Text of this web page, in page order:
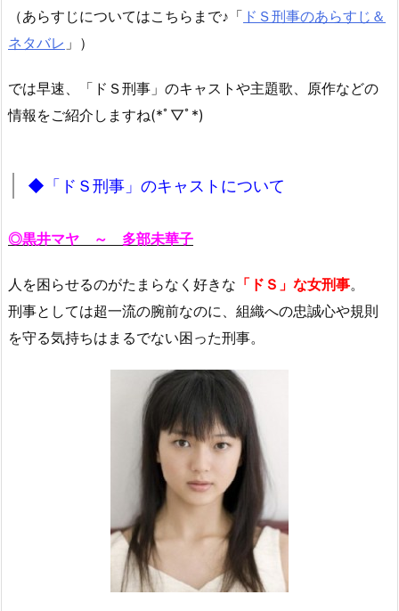
（あらすじについてはこちらまで♪「 ドＳ刑事のあらすじ＆
ネタバレ 」）
では早速、「ドＳ刑事」のキャストや主題歌、原作などの
情報をご紹介しますね(*ﾟ▽ﾟ*)
◆「ドＳ刑事」のキャストについて
◎黒井マヤ ～ 多部未華子
人を困らせるのがたまらなく好きな 「ドＳ」な女刑事。
刑事としては超一流の腕前なのに、組織への忠誠心や規則
を守る気持ちはまるでない困った刑事。